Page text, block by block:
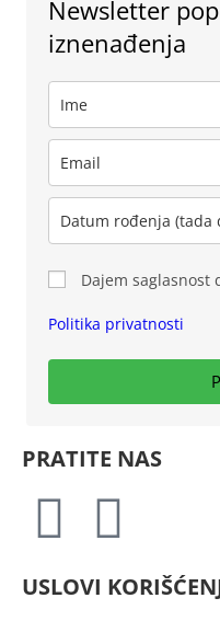
Newsletter
iznenađenja
Dajem
Politika privatnosti
PRATITE NAS
USLOVI